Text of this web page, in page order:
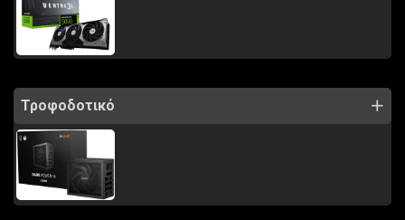
Τροφοδοτικό